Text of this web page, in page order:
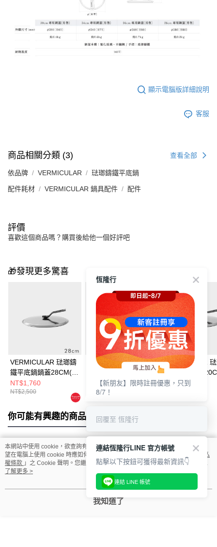
顯示電腦版詳細說明
客服
商品相關分類 (3) 查看全部
依品牌 VERMICULAR 琺瑯鑄鐵平底鍋
配件耗材 VERMICULAR 鍋具配件 配件
評價
喜歡這個商品嗎？購買後給他一個好評吧
🎁發現更多驚喜
VERMICULAR 琺瑯鑄
鐵平底鍋鍋蓋28CM(不
鏽鋼)
NT$1,760
NT$2,500
VERMICULAR 琺瑯鑄
鐵平底鍋鍋蓋24CM
NT$2,000
VERMICULAR
鐵平底鍋鍋蓋
鏽鋼)
NT$1,500
你可能有興趣的商品 全站排行
熱門標籤
本網站中使用 cookie，欲查詢有關本網站使用 cookie 方式之詳情，及若您不希
望在電腦上使用 cookie 時應如何變更電腦的 cookie 設定，請參閱本網站「
隱私
權條款 」之 Cookie 聲明。您繼續使用本網站即表示您同意本公司得按本網站使
用條款之 Cookie 聲明使用 cookie。
了解更多 >
我知道了
恆隆行
【新朋友】限時註冊優惠，只到
8/7！
回覆至 恆隆行
連結恆隆行LINE 官方帳號
點擊以下按鈕可獲得最新資訊👇
連結 LINE 帳號